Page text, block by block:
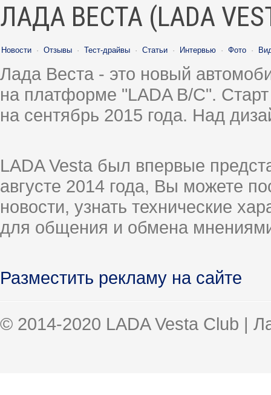
ЛАДА ВЕСТА (LADA
Новости · Отзывы · Тест-драйвы · Статьи · Интервью · Фото ·
Лада Веста - это новый
на платформе "LADA B/C".
на сентябрь 2015 года. Над
LADA Vesta был впервые
августе 2014 года, Вы можете
новости, узнать технические
для общения и обмена
Разместить рекламу на сайте
© 2014-2020 LADA Vesta Club |